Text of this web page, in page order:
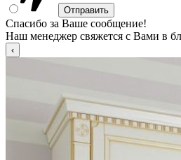
Спасибо за Ваше сообщение!
Наш менеджер свяжется с Вами в